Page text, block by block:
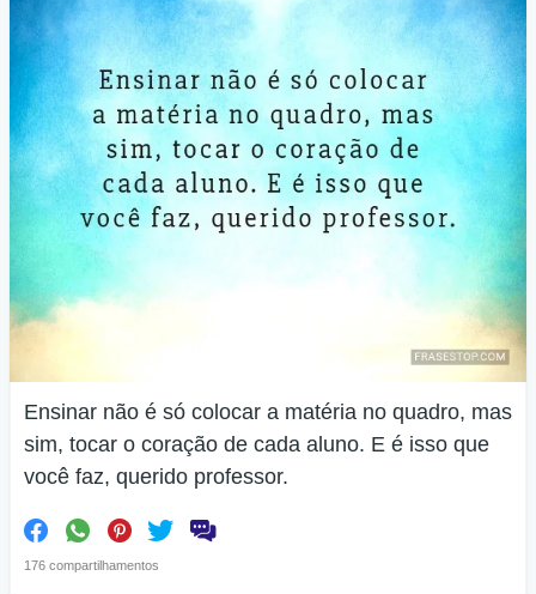
Ensinar não é só colocar a matéria no quadro, mas
sim, tocar o coração de cada aluno. E é isso que
você faz, querido professor.
176 compartilhamentos